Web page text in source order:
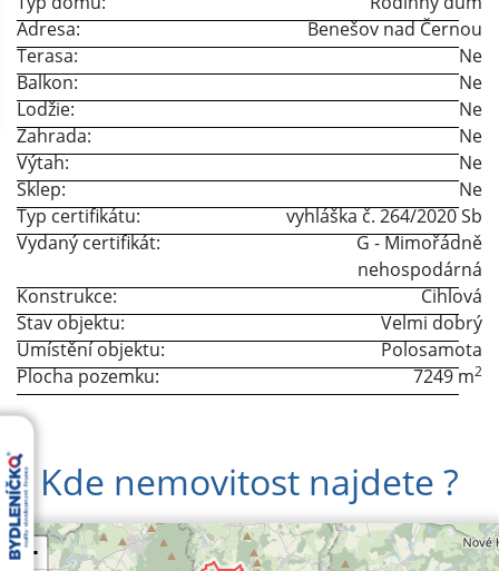
Adresa:
Benešov nad Černou
Terasa:
Ne
Balkon:
Ne
Lodžie:
Ne
Zahrada:
Ne
Výtah:
Ne
Sklep:
Ne
Typ certifikátu:
vyhláška č. 264/2020 Sb
Vydaný certifikát:
G - Mimořádně
nehospodárná
Konstrukce:
Cihlová
Stav objektu:
Velmi dobrý
Umístění objektu:
Polosamota
Plocha pozemku:
7249 m2
Kde nemovitost najdete ?
+